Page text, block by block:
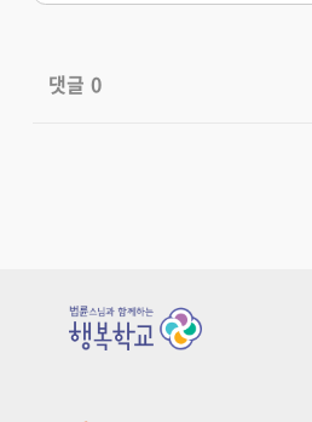
댓글 0